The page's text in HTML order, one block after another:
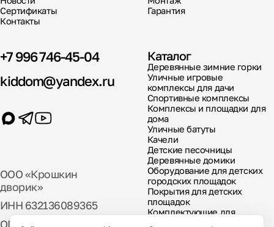
+7 996 746-45-04
kiddom@yandex.ru
ООО «Крошкин
дворик»
ИНН 632136089365
ОГРН
Сертификаты
Контакты
Гарантия
Каталог
Деревянные зимние горки
Уличные игровые
комплексы для дачи
Спортивные комплексы
Комплексы и площадки для
дома
Уличные батуты
Качели
Детские песочницы
Деревянные домики
Оборудование для детских
городских площадок
Покрытия для детских
площадок
Комплектующие для